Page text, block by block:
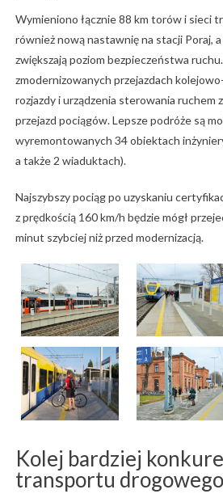
Wymieniono łącznie 88 km torów i sieci
również nową nastawnię na stacji Poraj,
zwiększają poziom bezpieczeństwa
zmodernizowanych przejazdach
rozjazdy i urządzenia sterowania ruchem
przejazd pociągów. Lepsze podróże są
wyremontowanych 34 obiektach
a także 2 wiaduktach).
Najszybszy pociąg po uzyskaniu
z prędkością 160 km/h będzie mógł
minut szybciej niż przed modernizacją.
Kolej bardziej
transportu drogowego